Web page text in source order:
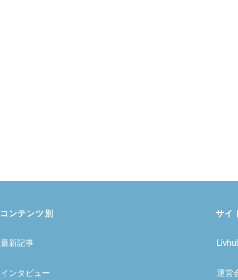
コンテンツ別
最新記事
インタビュー
サイ
運営